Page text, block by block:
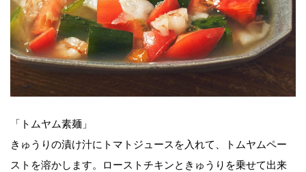
「トムヤム素麺」
きゅうりの漬け汁にトマトジュースを入れて、トムヤムペー
ストを溶かします。ローストチキンときゅうりを乗せて出来